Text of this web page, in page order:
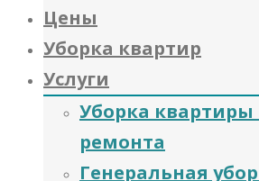
Цены
Уборка квартир
Услуги
Уборка квартиры
ремонта
Генеральная